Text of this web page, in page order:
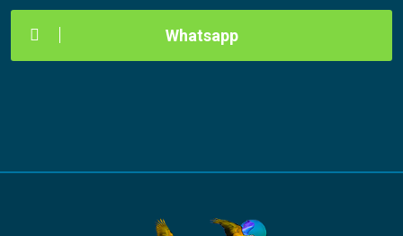
Whatsapp